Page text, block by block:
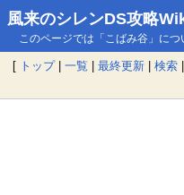
風来のシレンDS攻略
このページでは「こばみ谷」につ
[ トップ| 一覧 | 最終更新 | 検索 |